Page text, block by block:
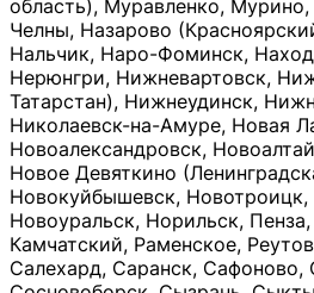
область), Муравленко,
Челны, Назарово
Нальчик, Наро-Фоминск,
Нерюнгри, Нижневартовск,
Татарстан), Нижнеудинск,
Николаевск-на-Амуре, Новая
Новоалександровск,
Новое Девяткино
Новокуйбышевск, Новотроицк,
Новоуральск, Норильск,
Камчатский, Раменское,
Салехард, Саранск, Сафоново,